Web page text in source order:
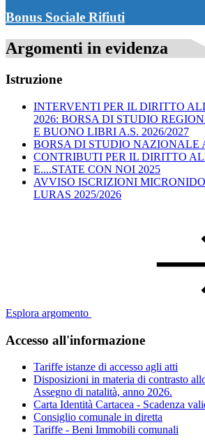
Bonus Sociale Rifiuti
Argomenti in evidenza
Istruzione
INTERVENTI PER IL DIRITTO
2026: BORSA DI STUDIO
E BUONO LIBRI A.S. 2026/2027
BORSA DI STUDIO NAZIONALE
CONTRIBUTI PER IL DIRITTO
E....STATE CON NOI 2025
AVVISO ISCRIZIONI
LURAS 2025/2026
Esplora argomento
Accesso all'informazione
Tariffe istanze di accesso agli atti
Disposizioni in materia di contrasto
Assegno di natalità, anno 2026.
Carta Identità Cartacea - Scadenza
Consiglio comunale in diretta
Tariffe - Beni Immobili comunali